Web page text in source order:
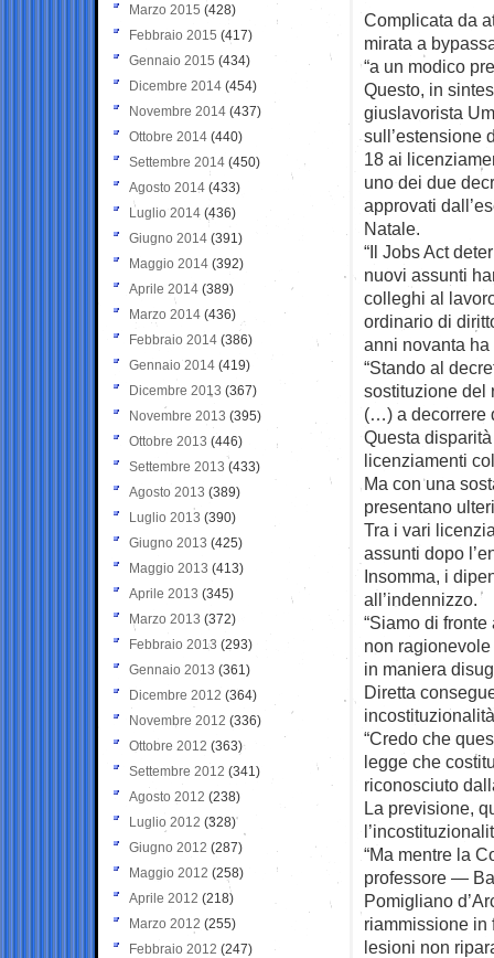
Complicata da
mirata a
“a un modico
Questo, in
giuslavorista
sull’estensione
18 ai
uno dei due
approvati
Natale.
“Il Jobs Act
nuovi assunti
colleghi al
ordinario di
anni novanta
“Stando al
sostituzione del
(…) a decorrere
Questa
licenziamenti
Ma con una
presentano
Tra i vari
assunti dopo
Insomma, i
all’indennizzo.
“Siamo di
non
in maniera
Diretta
“Credo che
legge che
riconosciuto
La previsione,
“Ma mentre la
professore —
Pomigliano
riammissione in
lesioni non
Marzo 2015 (428)
Febbraio 2015 (417)
Gennaio 2015 (434)
Dicembre 2014 (454)
Novembre 2014 (437)
Ottobre 2014 (440)
Settembre 2014 (450)
Agosto 2014 (433)
Luglio 2014 (436)
Giugno 2014 (391)
Maggio 2014 (392)
Aprile 2014 (389)
Marzo 2014 (436)
Febbraio 2014 (386)
Gennaio 2014 (419)
Dicembre 2013 (367)
Novembre 2013 (395)
Ottobre 2013 (446)
Settembre 2013 (433)
Agosto 2013 (389)
Luglio 2013 (390)
Giugno 2013 (425)
Maggio 2013 (413)
Aprile 2013 (345)
Marzo 2013 (372)
Febbraio 2013 (293)
Gennaio 2013 (361)
Dicembre 2012 (364)
Novembre 2012 (336)
Ottobre 2012 (363)
Settembre 2012 (341)
Agosto 2012 (238)
Luglio 2012 (328)
Giugno 2012 (287)
Maggio 2012 (258)
Aprile 2012 (218)
Marzo 2012 (255)
Febbraio 2012 (247)